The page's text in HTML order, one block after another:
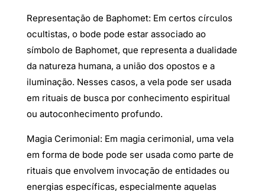
Representação de Baphomet: Em certos círculos
ocultistas, o bode pode estar associado ao
símbolo de Baphomet, que representa a dualidade
da natureza humana, a união dos opostos e a
iluminação. Nesses casos, a vela pode ser usada
em rituais de busca por conhecimento espiritual
ou autoconhecimento profundo.
Magia Cerimonial: Em magia cerimonial, uma vela
em forma de bode pode ser usada como parte de
rituais que envolvem invocação de entidades ou
energias específicas, especialmente aquelas